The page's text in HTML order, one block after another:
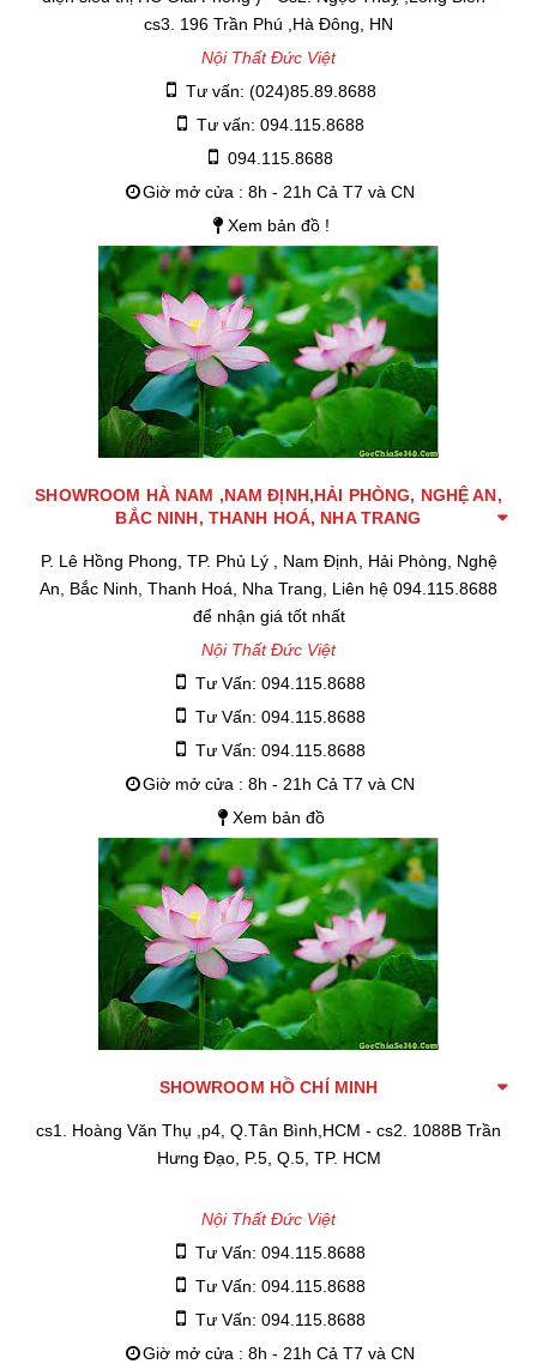
cs3. 196 Trần Phú ,Hà Đông, HN
Nội Thất Đức Việt
Tư vấn: (024)85.89.8688
Tư vấn: 094.115.8688
094.115.8688
Giờ mở cửa : 8h - 21h Cả T7 và CN
Xem bản đồ !
SHOWROOM HÀ NAM ,NAM ĐỊNH,HẢI PHÒNG, NGHỆ AN,
BẮC NINH, THANH HOÁ, NHA TRANG
P. Lê Hồng Phong, TP. Phủ Lý , Nam Định, Hải Phòng, Nghệ
An, Bắc Ninh, Thanh Hoá, Nha Trang, Liên hệ 094.115.8688
để nhận giá tốt nhất
Nội Thất Đức Việt
Tư Vấn: 094.115.8688
Tư Vấn: 094.115.8688
Tư Vấn: 094.115.8688
Giờ mở cửa : 8h - 21h Cả T7 và CN
Xem bản đồ
SHOWROOM HỒ CHÍ MINH
cs1. Hoàng Văn Thụ ,p4, Q.Tân Bình,HCM - cs2. 1088B Trần
Hưng Đạo, P.5, Q.5, TP. HCM
Nội Thất Đức Việt
Tư Vấn: 094.115.8688
Tư Vấn: 094.115.8688
Tư Vấn: 094.115.8688
Giờ mở cửa : 8h - 21h Cả T7 và CN